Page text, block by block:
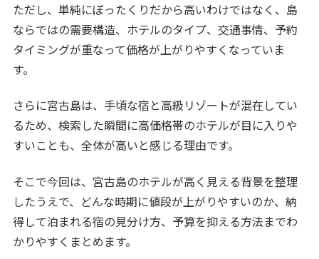
ただし、単純にぼったくりだから高いわけではなく、島
ならではの需要構造、ホテルのタイプ、交通事情、予約
タイミングが重なって価格が上がりやすくなっていま
す。
さらに宮古島は、手頃な宿と高級リゾートが混在してい
るため、検索した瞬間に高価格帯のホテルが目に入りや
すいことも、全体が高いと感じる理由です。
そこで今回は、宮古島のホテルが高く見える背景を整理
したうえで、どんな時期に値段が上がりやすいのか、納
得して泊まれる宿の見分け方、予算を抑える方法までわ
かりやすくまとめます。